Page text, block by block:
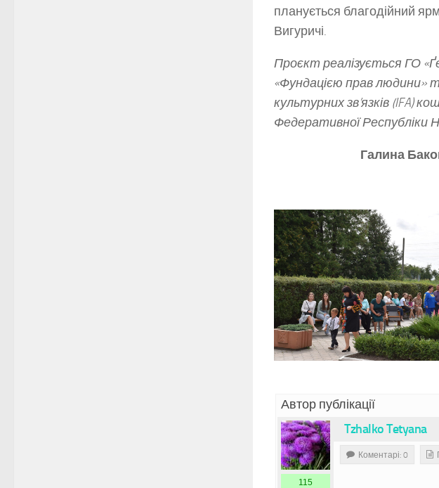
планується благодійний
Вигуричі.
Проєкт реалізується ГО
«Фундацією прав людини»
культурних зв’язків (IFA)
Федеративної Республіки
Галина
Автор публікації
Tzhalko Tetyana
115
Коментарі: 0